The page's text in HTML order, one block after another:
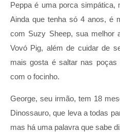
Peppa é uma porca simpática,
Ainda que tenha só 4 anos, é
com Suzy Sheep, sua melhor
Vovó Pig, além de cuidar de
mais gosta é saltar nas
com o focinho.
George, seu irmão, tem 18
Dinossauro, que leva a todas
mas há uma palavra que sabe